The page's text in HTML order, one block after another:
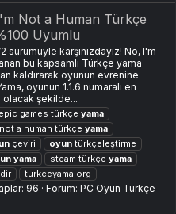
Not a Human Türkçe
Uyumlu
karşınızdayız! No, I'm
bu kapsamlı Türkçe yama
kaldırarak oyunun evrenine
oyunun 1.1.6 numaralı en
olacak şekilde...
epic games türkçe yama
a human türkçe yama
çeviri oyun türkçeleştirme
yama steam türkçe yama
turkceyama.org
96 Forum: PC Oyun Türkçe